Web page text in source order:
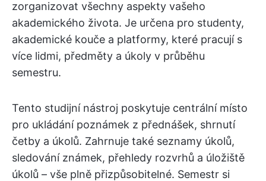
zorganizovat všechny aspekty vašeho
akademického života. Je určena pro studenty,
akademické kouče a platformy, které pracují s
více lidmi, předměty a úkoly v průběhu
semestru.
Tento studijní nástroj poskytuje centrální místo
pro ukládání poznámek z přednášek, shrnutí
četby a úkolů. Zahrnuje také seznamy úkolů,
sledování známek, přehledy rozvrhů a úložiště
úkolů – vše plně přizpůsobitelné. Semestr si